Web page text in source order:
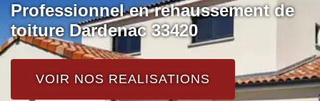
Professionnel en rehaussement de
toiture Dardenac 33420
VOIR NOS REALISATIONS